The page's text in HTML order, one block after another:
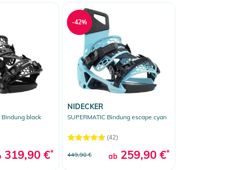
Bindung black
319,90 €*
NIDECKER
SUPERMATIC Bindung escape cyan
(42)
449,90 € ab 259,90 €*
-42%